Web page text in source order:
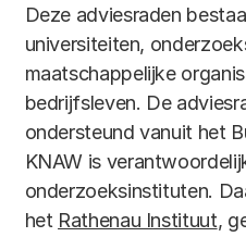
Deze adviesraden
universiteiten,
maatschappelijke
bedrijfsleven. De
ondersteund vanuit het
KNAW is
onderzoeksinstituten.
het Rathenau Instituut,